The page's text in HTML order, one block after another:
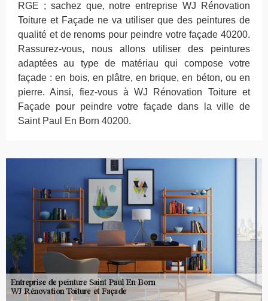
RGE ; sachez que, notre entreprise WJ Rénovation
Toiture et Façade ne va utiliser que des peintures de
qualité et de renoms pour peindre votre façade 40200.
Rassurez-vous, nous allons utiliser des peintures
adaptées au type de matériau qui compose votre
façade : en bois, en plâtre, en brique, en béton, ou en
pierre. Ainsi, fiez-vous à WJ Rénovation Toiture et
Façade pour peindre votre façade dans la ville de
Saint Paul En Born 40200.